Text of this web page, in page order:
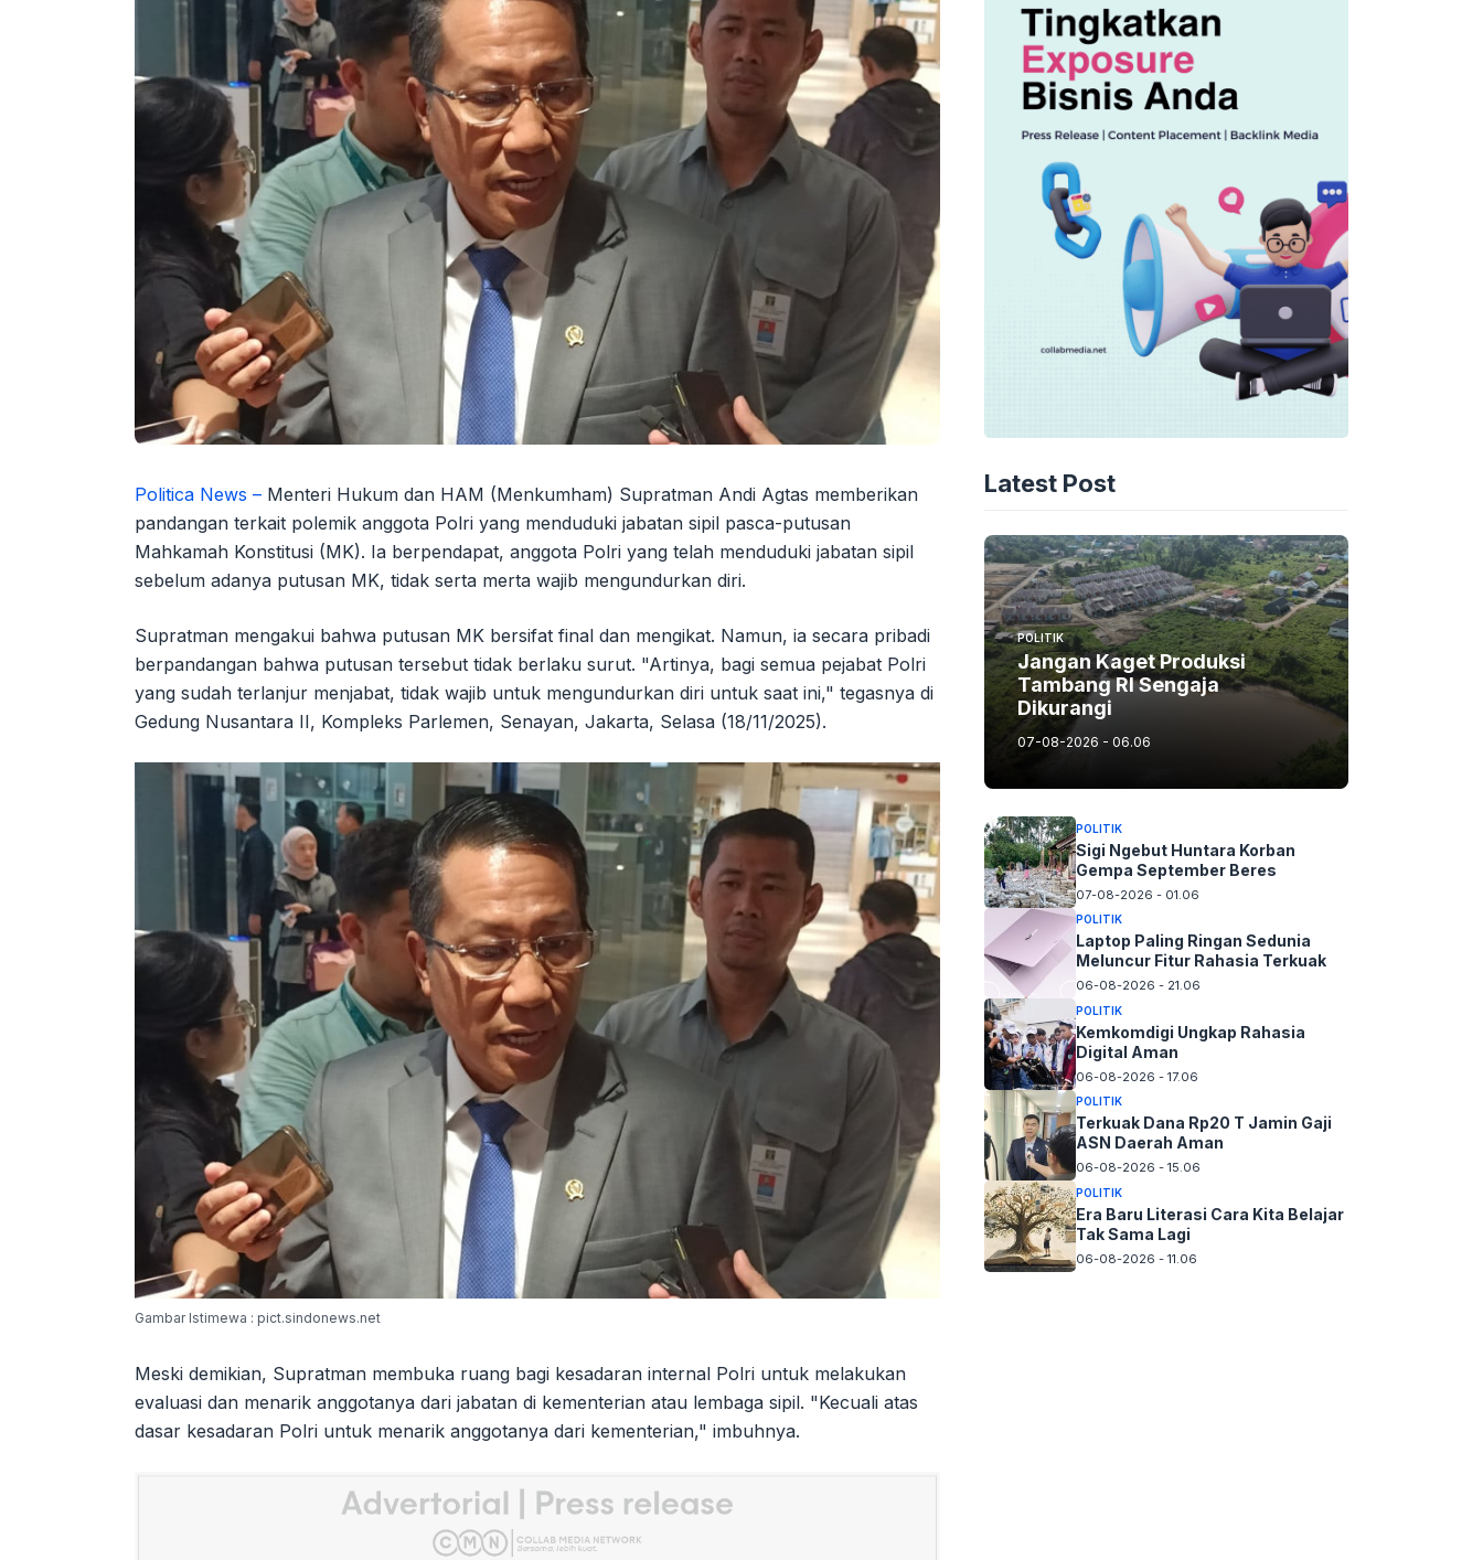
Politica News – Menteri Hukum dan HAM (Menkumham) Supratman Andi Agtas memberikan
pandangan terkait polemik anggota Polri yang menduduki jabatan sipil pasca-putusan
Mahkamah Konstitusi (MK). Ia berpendapat, anggota Polri yang telah menduduki jabatan sipil
sebelum adanya putusan MK, tidak serta merta wajib mengundurkan diri.
Supratman mengakui bahwa putusan MK bersifat final dan mengikat. Namun, ia secara pribadi
berpandangan bahwa putusan tersebut tidak berlaku surut. "Artinya, bagi semua pejabat Polri
yang sudah terlanjur menjabat, tidak wajib untuk mengundurkan diri untuk saat ini," tegasnya di
Gedung Nusantara II, Kompleks Parlemen, Senayan, Jakarta, Selasa (18/11/2025).
Gambar Istimewa : pict.sindonews.net
Meski demikian, Supratman membuka ruang bagi kesadaran internal Polri untuk melakukan
evaluasi dan menarik anggotanya dari jabatan di kementerian atau lembaga sipil. "Kecuali atas
dasar kesadaran Polri untuk menarik anggotanya dari kementerian," imbuhnya.
Latest Post
POLITIK
Jangan Kaget Produksi
Tambang RI Sengaja
Dikurangi
07-08-2026 - 06.06
POLITIK
Sigi Ngebut Huntara Korban
Gempa September Beres
07-08-2026 - 01.06
POLITIK
Laptop Paling Ringan Sedunia
Meluncur Fitur Rahasia Terkuak
06-08-2026 - 21.06
POLITIK
Kemkomdigi Ungkap Rahasia
Digital Aman
06-08-2026 - 17.06
POLITIK
Terkuak Dana Rp20 T Jamin Gaji
ASN Daerah Aman
06-08-2026 - 15.06
POLITIK
Era Baru Literasi Cara Kita Belajar
Tak Sama Lagi
06-08-2026 - 11.06